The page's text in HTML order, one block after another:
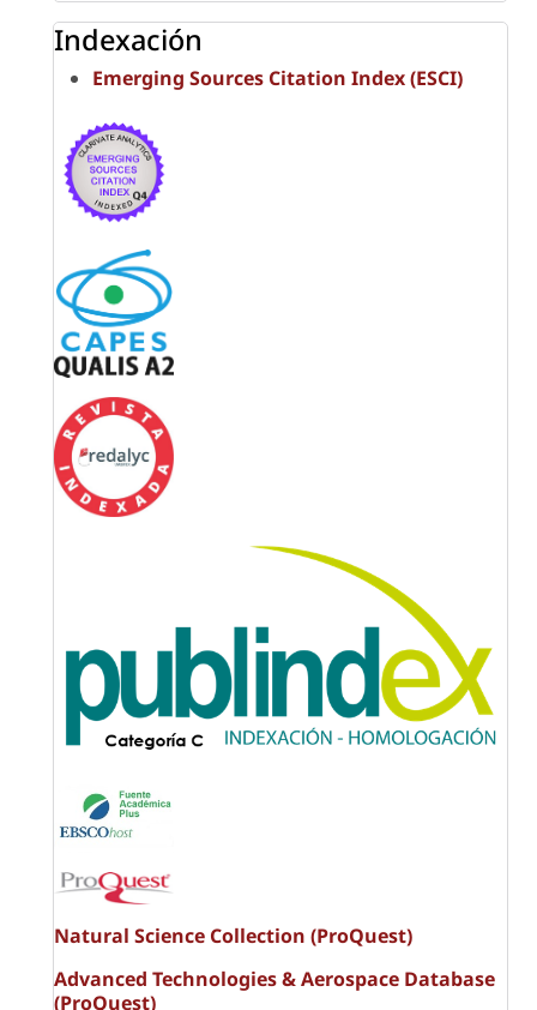
Indexación
Emerging Sources Citation Index (ESCI)
Natural Science Collection (ProQuest)
Advanced Technologies & Aerospace Database
(ProQuest)